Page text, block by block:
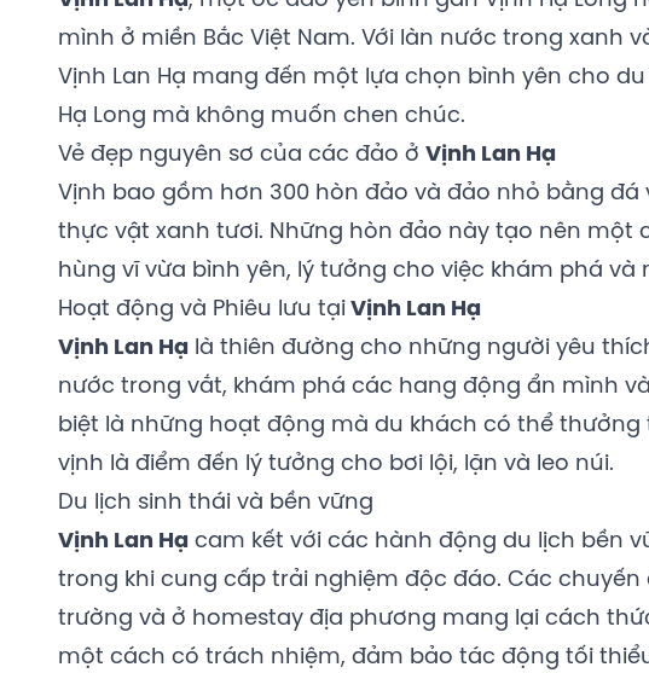
mình ở miền Bắc Việt Nam. Với làn nước trong xanh
Vịnh Lan Hạ mang đến một lựa chọn bình yên cho
Hạ Long mà không muốn chen chúc.
Vẻ đẹp nguyên sơ của các đảo ở Vịnh Lan Hạ
Vịnh bao gồm hơn 300 hòn đảo và đảo nhỏ bằng đá
thực vật xanh tươi. Những hòn đảo này tạo nên một
hùng vĩ vừa bình yên, lý tưởng cho việc khám phá và
Hoạt động và Phiêu lưu tại Vịnh Lan Hạ
Vịnh Lan Hạ là thiên đường cho những người yêu
nước trong vắt, khám phá các hang động ẩn mình
biệt là những hoạt động mà du khách có thể thưởng
vịnh là điểm đến lý tưởng cho bơi lội, lặn và leo núi.
Du lịch sinh thái và bền vững
Vịnh Lan Hạ cam kết với các hành động du lịch bền
trong khi cung cấp trải nghiệm độc đáo. Các
trường và ở homestay địa phương mang lại cách
một cách có trách nhiệm, đảm bảo tác động tối